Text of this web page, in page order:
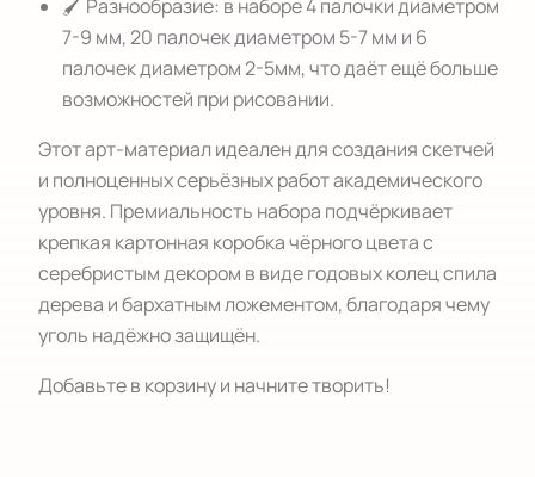
🖌️ Разнообразие: в наборе 4 палочки диаметром
7-9 мм, 20 палочек диаметром 5-7 мм и 6
палочек диаметром 2-5мм, что даёт ещё больше
возможностей при рисовании.
Этот арт-материал идеален для создания скетчей
и полноценных серьёзных работ академического
уровня. Премиальность набора подчёркивает
крепкая картонная коробка чёрного цвета с
серебристым декором в виде годовых колец спила
дерева и бархатным ложементом, благодаря чему
уголь надёжно защищён.
Добавьте в корзину и начните творить!